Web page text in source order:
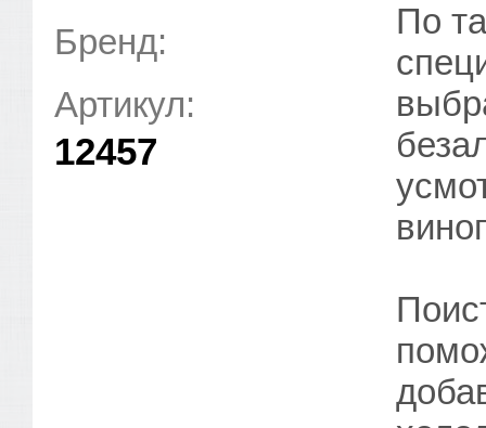
Бренд:
Артикул:
12457
По